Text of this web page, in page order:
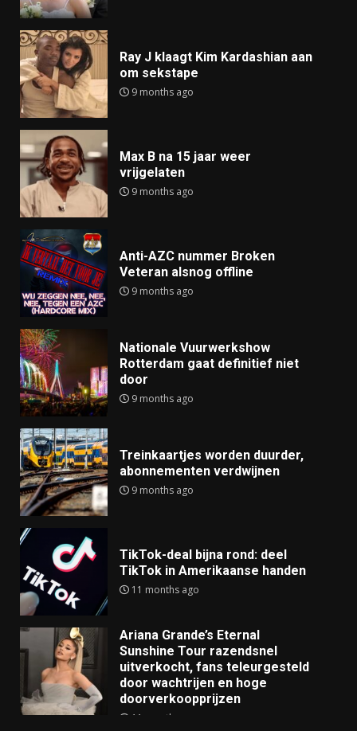
Ray J klaagt Kim Kardashian aan
om sekstape
9 months ago
Max B na 15 jaar weer
vrijgelaten
9 months ago
Anti-AZC nummer Broken
Veteran alsnog offline
9 months ago
Nationale Vuurwerkshow
Rotterdam gaat definitief niet
door
9 months ago
Treinkaartjes worden duurder,
abonnementen verdwijnen
9 months ago
TikTok-deal bijna rond: deel
TikTok in Amerikaanse handen
11 months ago
Ariana Grande’s Eternal
Sunshine Tour razendsnel
uitverkocht, fans teleurgesteld
door wachtrijen en hoge
doorverkoopprijzen
11 months ago